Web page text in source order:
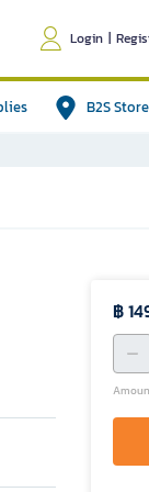
Login |
B2S Store
฿